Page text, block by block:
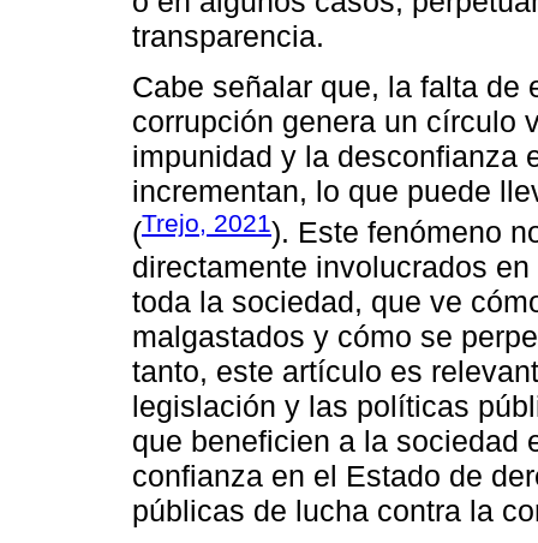
transparencia.
Cabe señalar que, la falta de
corrupción genera un círculo
impunidad y la desconfianza
incrementan, lo que puede
(Trejo, 2021). Este fenómeno
directamente involucrados
toda la sociedad, que ve
malgastados y cómo se
tanto, este artículo es
legislación y las políticas
que beneficien a la sociedad
confianza en el Estado de
públicas de lucha contra la